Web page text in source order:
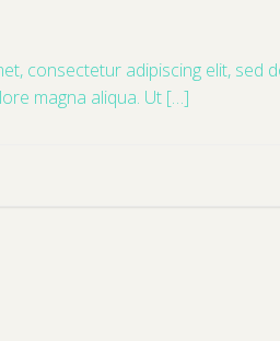
consectetur adipiscing elit, sed
magna aliqua. Ut […]